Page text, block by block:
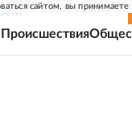
сайтом, вы принимаете
Происшествия